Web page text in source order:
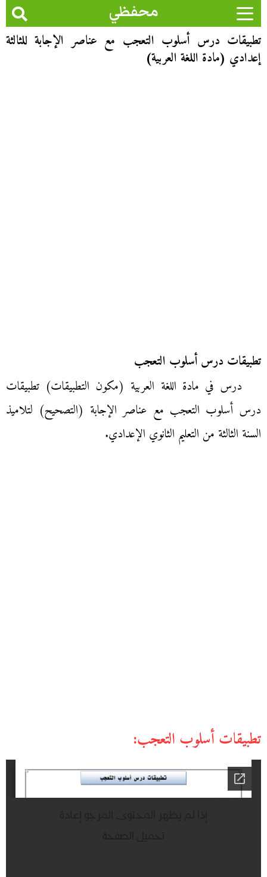
محفظي
تطبيقات درس أسلوب التعجب مع عناصر الإجابة للثالثة
إعدادي (مادة اللغة العربية)
تطبيقات درس أسلوب التعجب
درس في مادة اللغة العربية (مكون التطبيقات) تطبيقات
درس أسلوب التعجب مع عناصر الإجابة (التصحيح) لتلاميذ
السنة الثالثة من التعليم الثانوي الإعدادي.
تطبيقات أسلوب التعجب: